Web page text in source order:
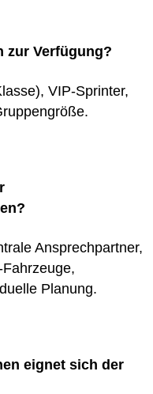
zur Verfügung?
VIP-Sprinter,
Ansprechpartner,
Planung.
eignet sich der